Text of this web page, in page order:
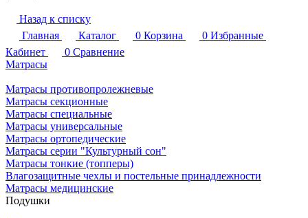
Назад к списку
Главная
Каталог 0 Корзина 0 Избранные
Кабинет
0 Сравнение
Матрасы
Матрасы противопролежневые
Матрасы секционные
Матрасы специальные
Матрасы универсальные
Матрасы ортопедические
Матрасы серии "Культурный сон"
Матрасы тонкие (топперы)
Влагозащитные чехлы и постельные принадлежности
Матрасы медицинские
Подушки